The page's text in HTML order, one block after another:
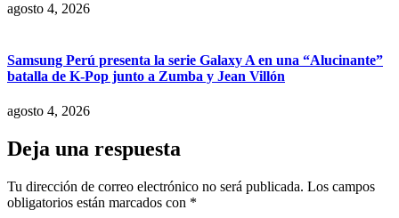
agosto 4, 2026
Samsung Perú presenta la serie Galaxy A en una “Alucinante”
batalla de K-Pop junto a Zumba y Jean Villón
agosto 4, 2026
Deja una respuesta
Tu dirección de correo electrónico no será publicada. Los campos
obligatorios están marcados con *